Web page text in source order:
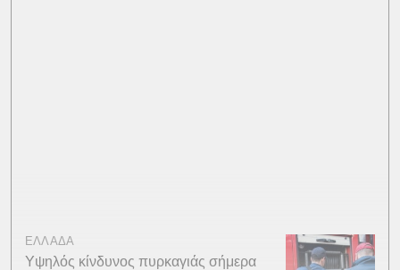
ΕΛΛΑΔΑ
Υψηλός κίνδυνος πυρκαγιάς σήμερα